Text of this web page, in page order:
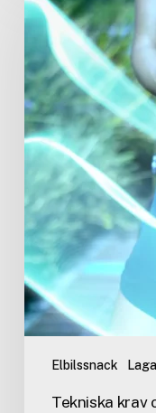
Elbilssnack
krav
och
elkapacitet:
Säkerställ
en
hållbar
installation
Tekniska krav